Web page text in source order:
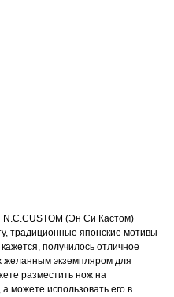
N.C.CUSTOM (Эн Си Кастом)
традиционные японские мотивы
получилось отличное
желанным экземпляром для
разместить нож на
можете использовать его в